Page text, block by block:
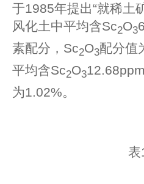
于1985年提出“就稀土
风化土中平均含Sc2O3
素配分，Sc2O3配分值
平均含Sc2O3
为1.02%。